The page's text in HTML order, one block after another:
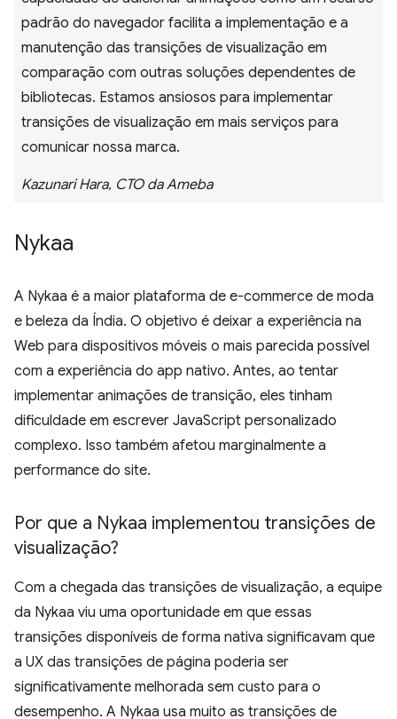
padrão do navegador facilita a implementação e a
manutenção das transições de visualização em
comparação com outras soluções dependentes de
bibliotecas. Estamos ansiosos para implementar
transições de visualização em mais serviços para
comunicar nossa marca.
Kazunari Hara, CTO da Ameba
Nykaa
A Nykaa é a maior plataforma de e-commerce de moda
e beleza da Índia. O objetivo é deixar a experiência na
Web para dispositivos móveis o mais parecida possível
com a experiência do app nativo. Antes, ao tentar
implementar animações de transição, eles tinham
dificuldade em escrever JavaScript personalizado
complexo. Isso também afetou marginalmente a
performance do site.
Por que a Nykaa implementou transições de
visualização?
Com a chegada das transições de visualização, a equipe
da Nykaa viu uma oportunidade em que essas
transições disponíveis de forma nativa significavam que
a UX das transições de página poderia ser
significativamente melhorada sem custo para o
desempenho. A Nykaa usa muito as transições de